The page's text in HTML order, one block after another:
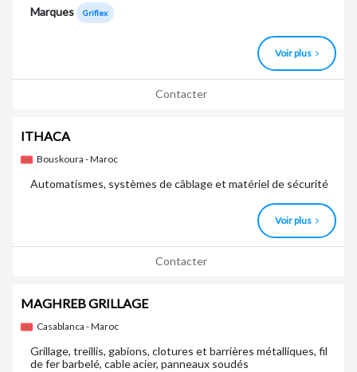
Marques Griflex
Voir plus
Contacter
ITHACA
Bouskoura - Maroc
Automatismes, systèmes de câblage et matériel de sécurité
Voir plus
Contacter
MAGHREB GRILLAGE
Casablanca - Maroc
Grillage, treillis, gabions, clotures et barrières métalliques, fil
de fer barbelé, cable acier, panneaux soudés